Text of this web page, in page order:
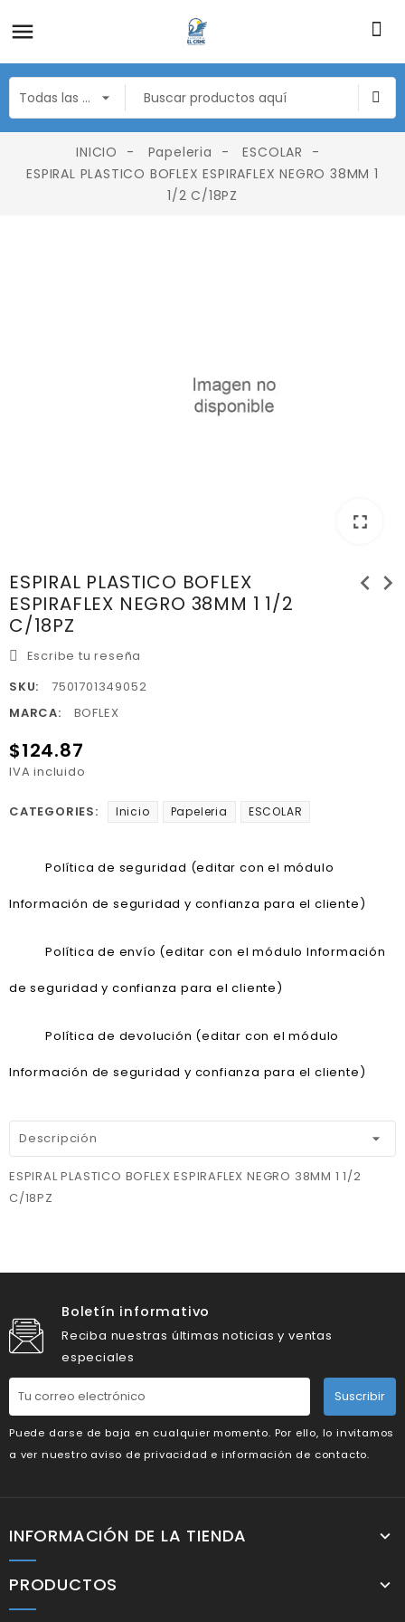
INICIO Papeleria
ESCOLAR
ESPIRAL PLASTICO BOFLEX ESPIRAFLEX NEGRO 38MM 1
1/2 C/18PZ
fullscreen
ESPIRAL PLASTICO BOFLEX
ESPIRAFLEX NEGRO 38MM 1 1/2
C/18PZ
chevron_left chevron_right
Escribe tu reseña
SKU:
7501701349052
MARCA:
BOFLEX
$124.87
IVA incluido
CATEGORIES: Inicio Papeleria ESCOLAR
Política de seguridad (editar con el módulo
Información de seguridad y confianza para el cliente)
Política de envío (editar con el módulo Información
de seguridad y confianza para el cliente)
Política de devolución (editar con el módulo
Información de seguridad y confianza para el cliente)
Descripción
ESPIRAL PLASTICO BOFLEX ESPIRAFLEX NEGRO 38MM 1 1/2
C/18PZ
Boletín informativo
Reciba nuestras últimas noticias y ventas
especiales
Suscribir
Puede darse de baja en cualquier momento. Por ello, lo invitamos
a ver nuestro aviso de privacidad e información de contacto.
INFORMACIÓN DE LA TIENDA
PRODUCTOS